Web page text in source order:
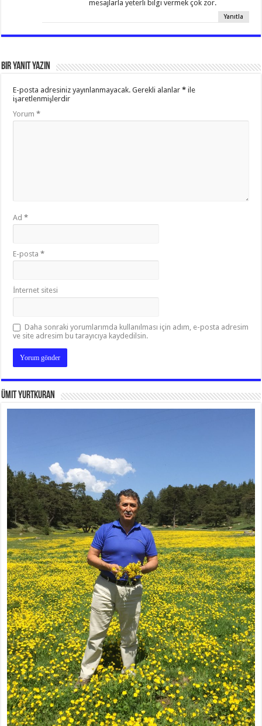
mesajlarla yeterli bilgi vermek çok zor.
Yanıtla
Bir yanıt yazın
E-posta adresiniz yayınlanmayacak. Gerekli alanlar* ile
işaretlenmişlerdir
Yorum*
Ad*
E-posta*
İnternet sitesi
Daha sonraki yorumlarımda kullanılması için adım, e-posta adresim
ve site adresim bu tarayıcıya kaydedilsin.
Ümit Yurtkuran